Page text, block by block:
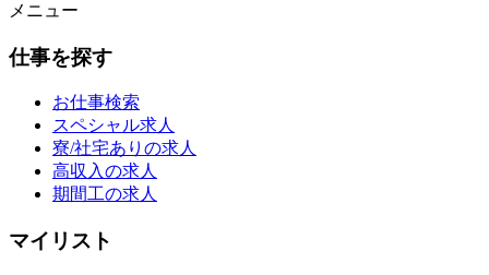
メニュー
仕事を探す
お仕事検索
スペシャル求人
寮/社宅ありの求人
高収入の求人
期間工の求人
マイリスト